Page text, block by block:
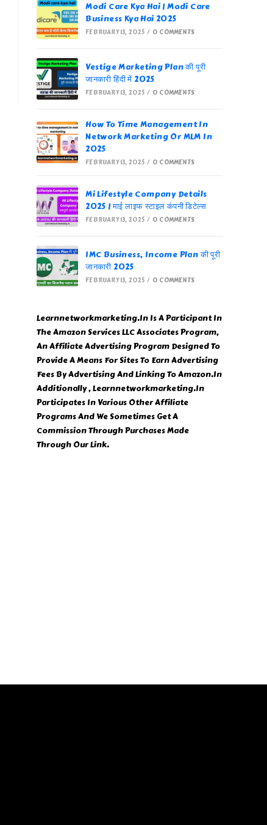
Modi Care Kya Hai | Modi Care
Business Kya Hai 2025
FEBRUARY 13, 2025 / 0 COMMENTS
Vestige Marketing Plan की पूरी
जानकारी हिंदी में 2025
FEBRUARY 13, 2025 / 0 COMMENTS
How To Time Management In
Network Marketing Or MLM In
2025
FEBRUARY 13, 2025 / 0 COMMENTS
Mi Lifestyle Company Details
2025 | माई लाइफ स्टाइल कंपनी डिटेल्स
FEBRUARY 13, 2025 / 0 COMMENTS
IMC Business, Income Plan की पूरी
जानकारी 2025
FEBRUARY 13, 2025 / 0 COMMENTS
Learnnetworkmarketing.In Is A Participant In
The Amazon Services LLC Associates Program,
An Affiliate Advertising Program Designed To
Provide A Means For Sites To Earn Advertising
Fees By Advertising And Linking To Amazon.In
Additionally , Learnnetworkmarketing.In
Participates In Various Other Affiliate
Programs And We Sometimes Get A
Commission Through Purchases Made
Through Our Link.